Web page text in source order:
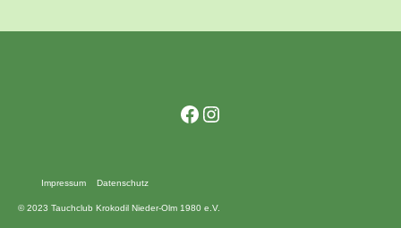
Facebook
Instagram
Impressum Datenschutz
© 2023 Tauchclub Krokodil Nieder-Olm 1980 e.V.